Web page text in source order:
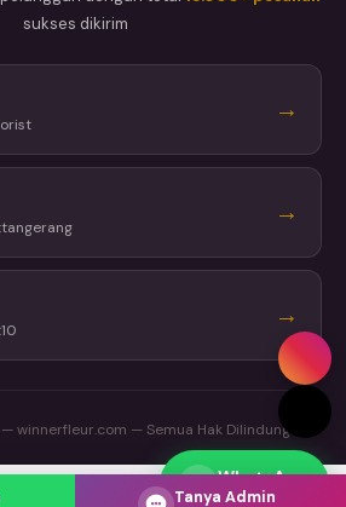
sukses dikirim
→
→
→
winnerfleur.com — Semua Hak Dilindungi
WhatsApp
Respons cepat
Tanya Admin